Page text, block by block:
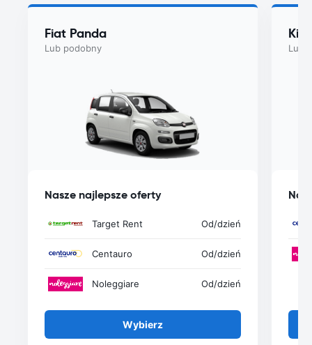
Fiat Panda
Lub podobny
Nasze najlepsze oferty
Target Rent Od/dzień
Centauro Od/dzień
Noleggiare Od/dzień
Wybierz
Kia
Lub